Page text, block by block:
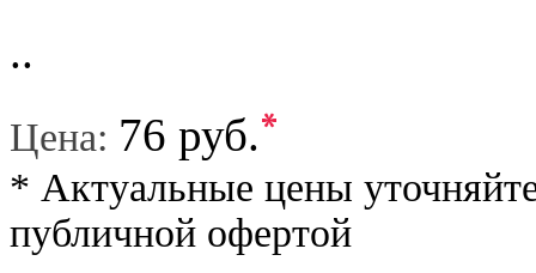
..
Цена: 76 руб.*
* Актуальные цены
публичной офертой